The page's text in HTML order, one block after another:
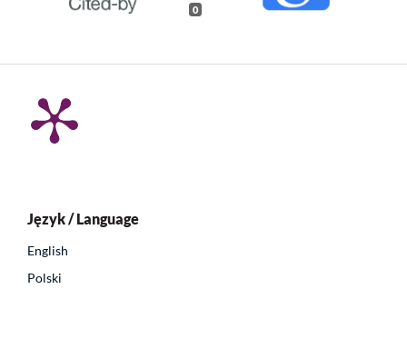
0
Język / Language
English
Polski